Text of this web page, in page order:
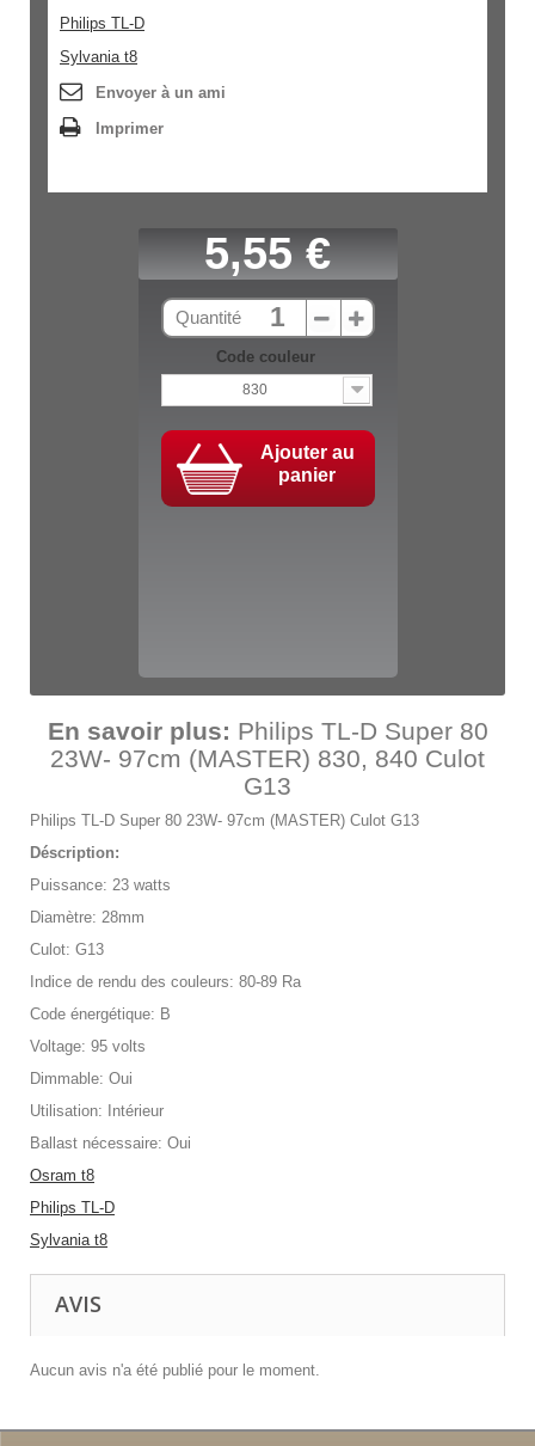
Philips TL-D
Sylvania t8
Envoyer à un ami
Imprimer
5,55 €
Quantité
Code couleur
830
Ajouter au
panier
En savoir plus: Philips TL-D Super 80
23W- 97cm (MASTER) 830, 840 Culot
G13
Philips TL-D Super 80 23W- 97cm (MASTER) Culot G13
Déscription:
Puissance: 23 watts
Diamètre: 28mm
Culot: G13
Indice de rendu des couleurs: 80-89 Ra
Code énergétique: B
Voltage: 95 volts
Dimmable: Oui
Utilisation: Intérieur
Ballast nécessaire: Oui
Osram t8
Philips TL-D
Sylvania t8
AVIS
Aucun avis n'a été publié pour le moment.